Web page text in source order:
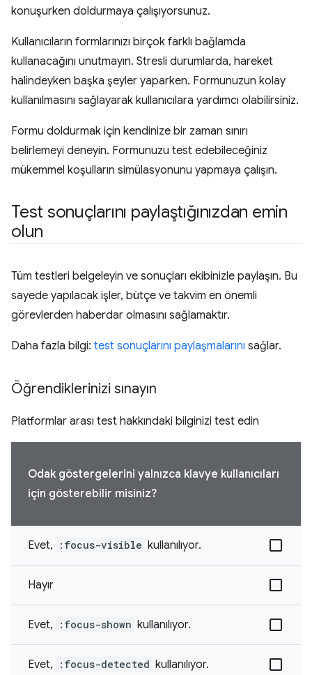
konuşurken doldurmaya çalışıyorsunuz.
Kullanıcıların formlarınızı birçok farklı bağlamda
kullanacağını unutmayın. Stresli durumlarda, hareket
halindeyken başka şeyler yaparken. Formunuzun kolay
kullanılmasını sağlayarak kullanıcılara yardımcı olabilirsiniz.
Formu doldurmak için kendinize bir zaman sınırı
belirlemeyi deneyin. Formunuzu test edebileceğiniz
mükemmel koşulların simülasyonunu yapmaya çalışın.
Test sonuçlarını paylaştığınızdan emin
olun
Tüm testleri belgeleyin ve sonuçları ekibinizle paylaşın. Bu
sayede yapılacak işler, bütçe ve takvim en önemli
görevlerden haberdar olmasını sağlamaktır.
Daha fazla bilgi: test sonuçlarını paylaşmalarını sağlar.
Öğrendiklerinizi sınayın
Platformlar arası test hakkındaki bilginizi test edin
Odak göstergelerini yalnızca klavye kullanıcıları
için gösterebilir misiniz?
Evet, :focus-visible kullanılıyor.
Hayır
Evet, :focus-shown kullanılıyor.
Evet, :focus-detected kullanılıyor.